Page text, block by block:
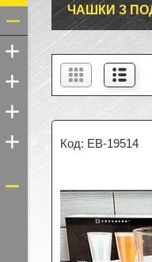
ЧАШКИ З
EB-19514